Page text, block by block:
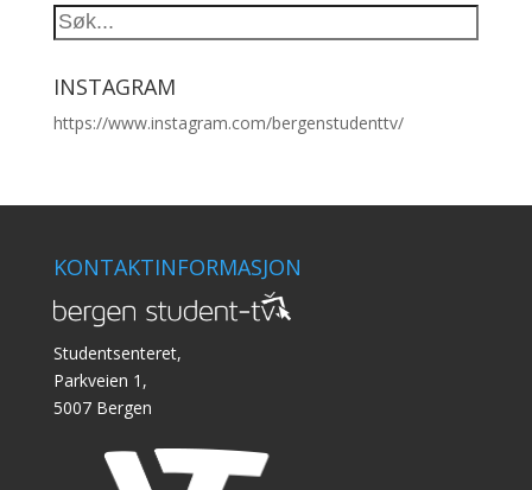
INSTAGRAM
https://www.instagram.com/bergenstudenttv/
KONTAKTINFORMASJON
Studentsenteret,
Parkveien 1,
5007 Bergen